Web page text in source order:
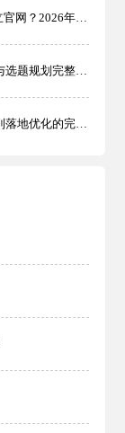
都有公众号和小程序了，企业为什么还需要独立官网？2026年完整解读
企业官网的内容运营怎么做？2026年内容矩阵与选题规划完整方法
企业官网转化率怎么提升？2026年从漏斗诊断到落地优化的完整方法